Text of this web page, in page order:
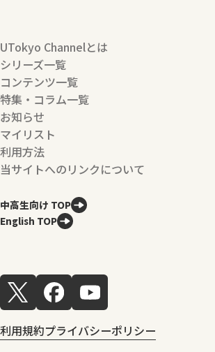
UTokyo Channelとは
シリーズ一覧
コンテンツ一覧
特集・コラム一覧
お知らせ
マイリスト
利用方法
当サイトへのリンクについて
中高生向け TOP
English TOP
利用規約プライバシーポリシー